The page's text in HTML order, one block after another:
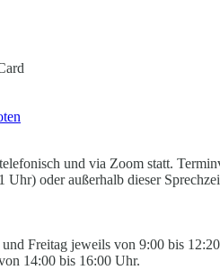
und via Zoom statt.
Uhr) oder außerhalb dieser
Freitag jeweils von 9:00 bis
14:00 bis 16:00 Uhr.